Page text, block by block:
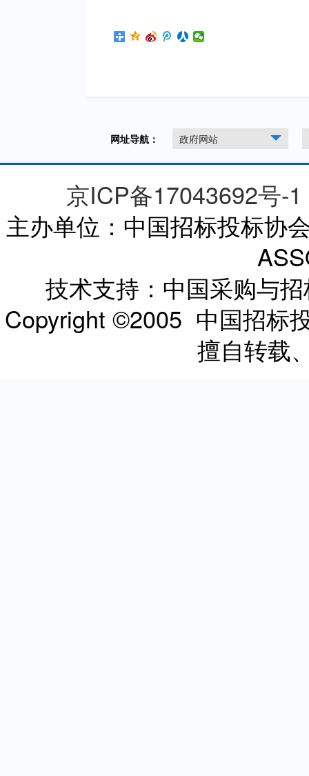
网址导航： 政府网站
京ICP备17043692号-1
主办单位：中国招标投标协
技术支持：中国采购与
Copyright ©2005 中国招标
擅自转载